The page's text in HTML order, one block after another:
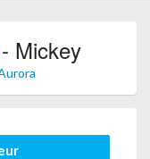
- Mickey